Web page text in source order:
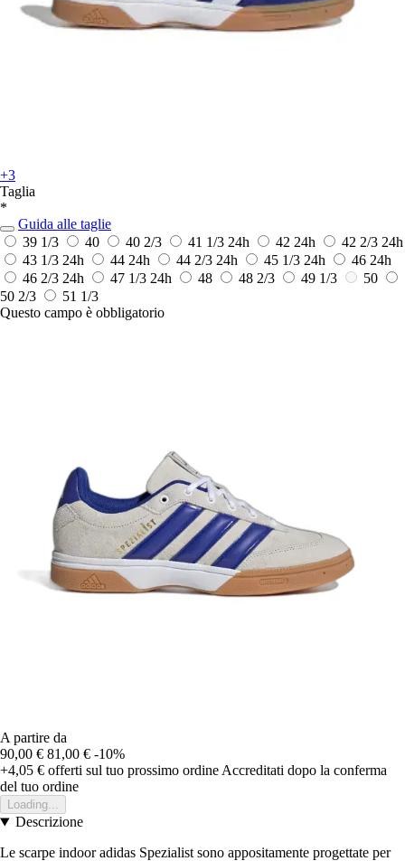
+3
Taglia
*
Guida alle taglie
39 1/3
40 40 2/3 41 1/3 24h 42 24h 42 2/3 24h
43 1/3 24h 44 24h 44 2/3 24h 45 1/3 24h 46 24h
46 2/3 24h 47 1/3 24h 48 48 2/3 49 1/3
50
50 2/3
51 1/3
Questo campo è obbligatorio
A partire da
90,00 € 81,00 € -10%
+4,05 € offerti sul tuo prossimo ordine Accreditati dopo la conferma
del tuo ordine
Loading...
Descrizione
Le scarpe indoor adidas Spezialist sono appositamente progettate per